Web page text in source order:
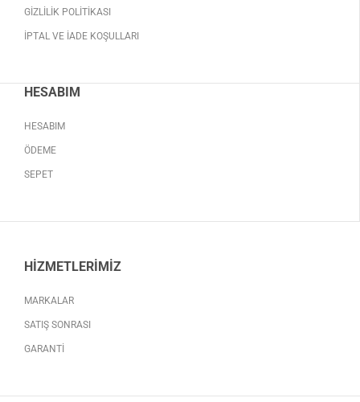
GIZLILIK POLITIKASI
İPTAL VE İADE KOŞULLARI
HESABIM
HESABIM
ÖDEME
SEPET
HIZMETLERIMIZ
MARKALAR
SATIŞ SONRASI
GARANTI